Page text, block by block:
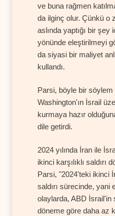
ve buna rağmen
da ilginç olur. Çünkü o
aslında yaptığı bir şey
yönünde eleştirilmeyi
da siyasi bir maliyet
kullandı.
Parsi, böyle bir söylem
Washington'ın İsrail
kurmaya hazır
dile getirdi.
2024 yılında İran ile
ikinci karşılıklı saldırı
Parsi, "2024'teki ikinci
saldırı sürecinde, yani
olaylarda, ABD İsrail'in
döneme göre daha az